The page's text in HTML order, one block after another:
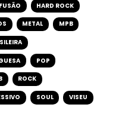
FUSÃO HARD ROCK
METAL MPB
POP
ROCK
SOUL VISEU